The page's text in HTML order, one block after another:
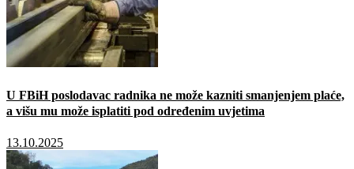
U FBiH poslodavac radnika ne može kazniti smanjenjem plaće,
a višu mu može isplatiti pod određenim uvjetima
13.10.2025